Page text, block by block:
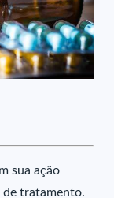
sua ação
tratamento.